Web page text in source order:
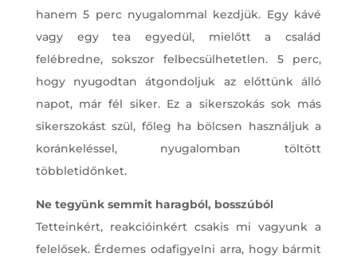
hanem 5 perc nyugalommal kezdjük. Egy kávé
vagy egy tea egyedül, mielőtt a család
felébredne, sokszor felbecsülhetetlen. 5 perc,
hogy nyugodtan átgondoljuk az előttünk álló
napot, már fél siker. Ez a sikerszokás sok más
sikerszokást szül, főleg ha bölcsen használjuk a
koránkeléssel, nyugalomban töltött
többletidőnket.
Ne tegyünk semmit haragból, bosszúból
Tetteinkért, reakcióinkért csakis mi vagyunk a
felelősek. Érdemes odafigyelni arra, hogy bármit